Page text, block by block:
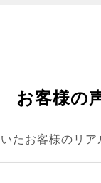
お客様の
たお客様のリア